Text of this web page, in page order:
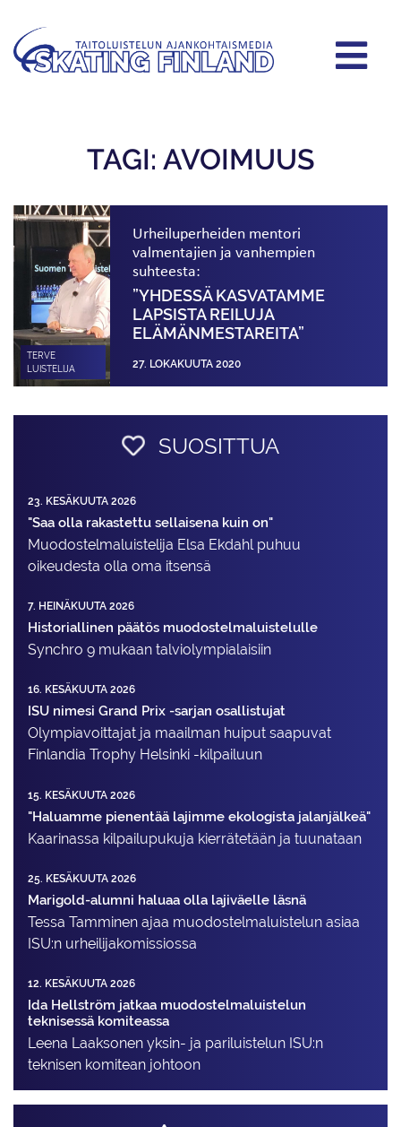
TAGI: AVOIMUUS
TERVE
LUISTELIJA
Urheiluperheiden mentori
valmentajien ja vanhempien
suhteesta:
”YHDESSÄ KASVATAMME
LAPSISTA REILUJA
ELÄMÄNMESTAREITA”
27. LOKAKUUTA 2020
SUOSITTUA
23. KESÄKUUTA 2026
"Saa olla rakastettu sellaisena kuin on"
Muodostelma­luistelija Elsa Ekdahl puhuu
oikeudesta olla oma itsensä
7. HEINÄKUUTA 2026
Historiallinen päätös muodostelmaluistelulle
Synchro 9 mukaan talviolympialaisiin
16. KESÄKUUTA 2026
ISU nimesi Grand Prix -sarjan osallistujat
Olympiavoittajat ja maailman huiput saapuvat
Finlandia Trophy Helsinki -kilpailuun
15. KESÄKUUTA 2026
"Haluamme pienentää lajimme ekologista jalanjälkeä"
Kaarinassa kilpailupukuja kierrätetään ja tuunataan
25. KESÄKUUTA 2026
Marigold-alumni haluaa olla lajiväelle läsnä
Tessa Tamminen ajaa muodostelma­luistelun asiaa
ISU:n urheilija­komissiossa
12. KESÄKUUTA 2026
Ida Hellström jatkaa muodostelmaluistelun
teknisessä komiteassa
Leena Laaksonen yksin- ja pariluistelun ISU:n
teknisen komitean johtoon